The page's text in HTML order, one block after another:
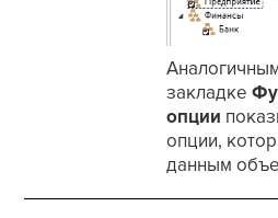
закладке
опции
опции,
данным